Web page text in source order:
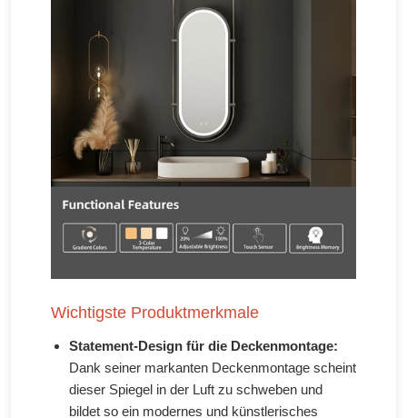
Wichtigste Produktmerkmale
Statement-Design für die Deckenmontage:
Dank seiner markanten Deckenmontage scheint
dieser Spiegel in der Luft zu schweben und
bildet so ein modernes und künstlerisches